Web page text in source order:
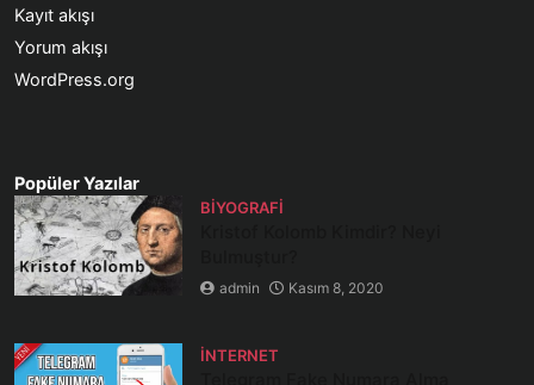
Kayıt akışı
Yorum akışı
WordPress.org
Popüler Yazılar
BIYOGRAFI
admin Kasım 8, 2020
İNTERNET